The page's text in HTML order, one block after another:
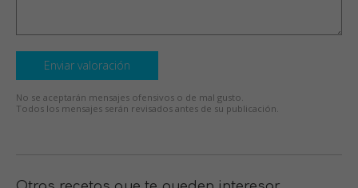
Enviar valoración
No se aceptarán mensajes ofensivos o de mal gusto.
Todos los mensajes serán revisados antes de su publicación.